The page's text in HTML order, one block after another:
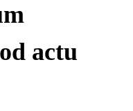
actu